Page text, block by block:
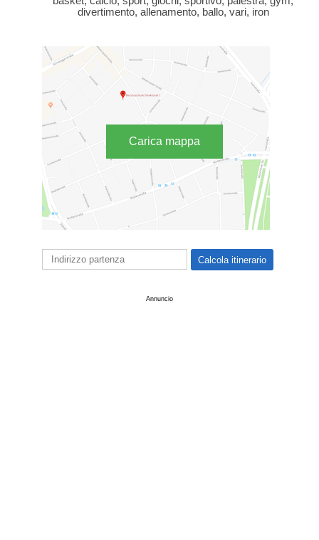
divertimento, allenamento, ballo, vari, iron
Carica mappa
Annuncio